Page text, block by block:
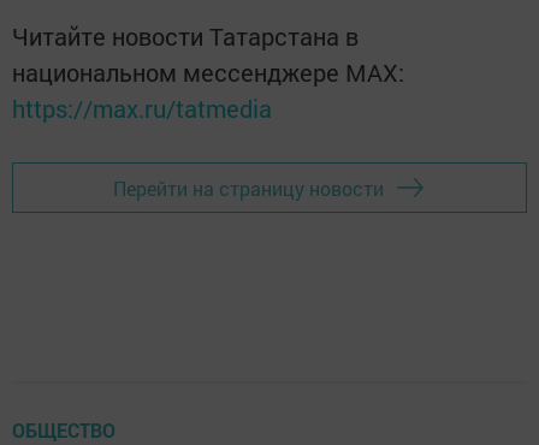
Читайте новости Татарстана в
национальном мессенджере MАХ:
https://max.ru/tatmedia
Перейти на страницу новости
ОБЩЕСТВО